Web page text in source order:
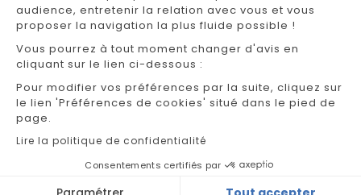
NOS MAGASINS
FAQ/CONTACT
mentions légales
audience, entretenir la relation avec vous et vous
proposer la navigation la plus fluide possible !
Vous pourrez à tout moment changer d'avis en
cliquant sur le lien ci-dessous :
Pour modifier vos préférences par la suite, cliquez sur
le lien 'Préférences de cookies' situé dans le pied de
page.
Lire la politique de confidentialité
Consentements certifiés par